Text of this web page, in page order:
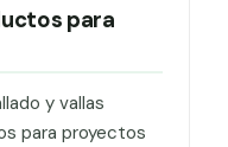
para
y vallas
para proyectos